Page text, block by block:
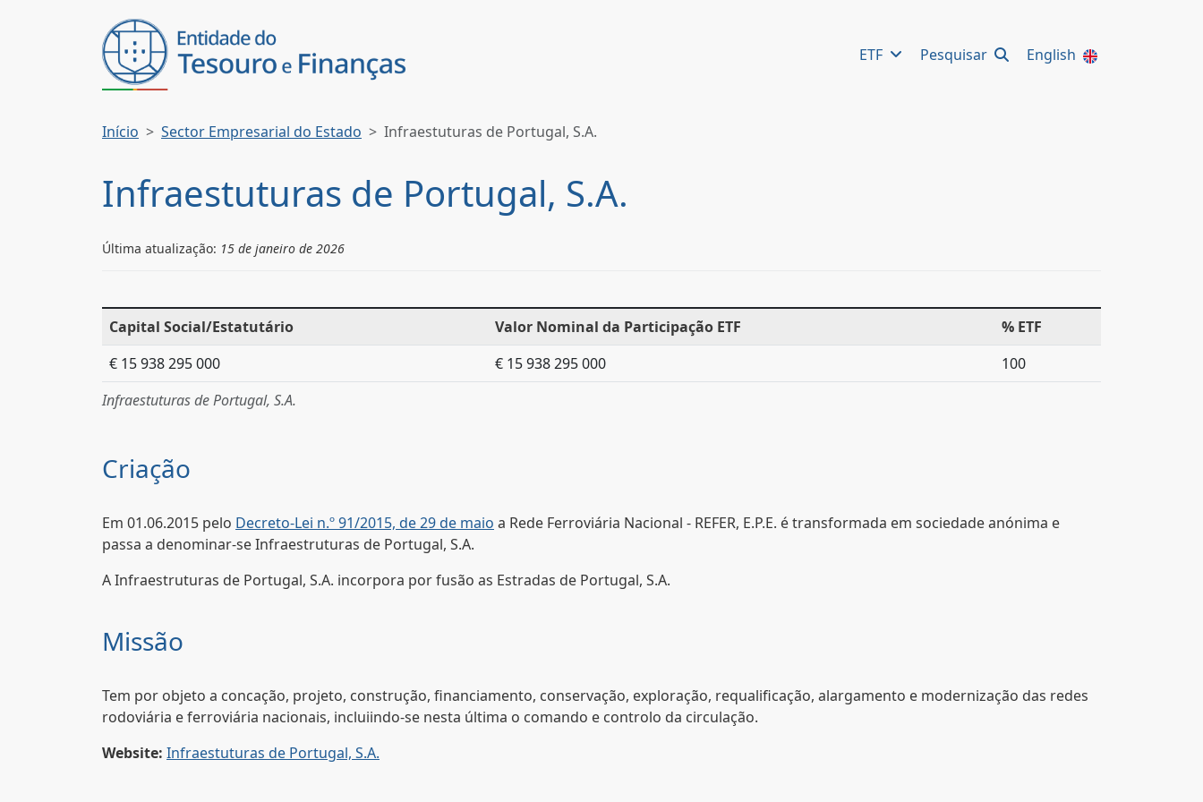
ETF Pesquisar English
Início Sector Empresarial do Estado Infraestuturas de Portugal, S.A.
Infraestuturas de Portugal, S.A.
Última atualização: 15 de janeiro de 2026
Infraestuturas de Portugal, S.A.
Capital Social/Estatutário Valor Nominal da Participação ETF
% ETF
€ 15 938 295 000
€ 15 938 295 000 100
Criação
Em 01.06.2015 pelo Decreto-Lei n.º 91/2015, de 29 de maio a Rede Ferroviária Nacional - REFER, E.P.E. é transformada em sociedade anónima e
passa a denominar-se Infraestruturas de Portugal, S.A.
A Infraestruturas de Portugal, S.A. incorpora por fusão as Estradas de Portugal, S.A.
Missão
Tem por objeto a concação, projeto, construção, financiamento, conservação, exploração, requalificação, alargamento e modernização das redes
rodoviária e ferroviária nacionais, incluiindo-se nesta última o comando e controlo da circulação.
Website: Infraestuturas de Portugal, S.A.